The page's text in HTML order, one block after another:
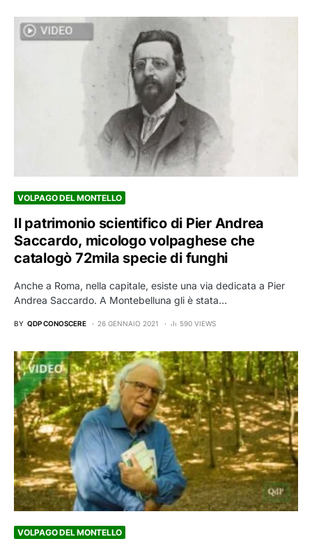
VOLPAGO DEL MONTELLO
Il patrimonio scientifico di Pier Andrea
Saccardo, micologo volpaghese che
catalogò 72mila specie di funghi
Anche a Roma, nella capitale, esiste una via dedicata a Pier
Andrea Saccardo. A Montebelluna gli è stata…
BY QDP CONOSCERE 26 GENNAIO 2021 590 VIEWS
VOLPAGO DEL MONTELLO